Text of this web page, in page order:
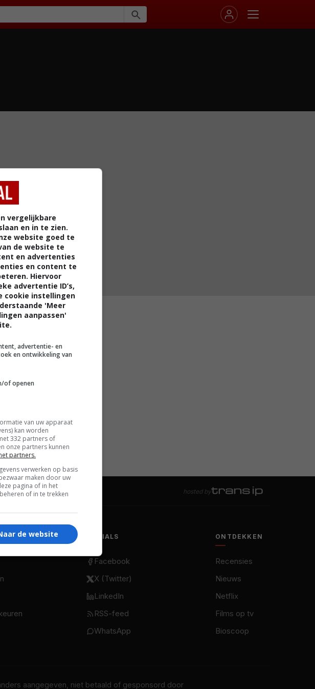
hosted by
SOCIALS
Facebook
X (Twitter)
LinkedIn
RSS-feed
WhatsApp
ONTDEKKEN
Recensies
Nieuws
Netflix
Films op tv
Bioscoop
aangegeven, niet betaald of gesponsord door
vergelijkbare
en in te zien.
website goed te
de website te
en advertenties
en content te
Hiervoor
advertentie ID’s,
cookie instellingen
'Meer
aanpassen'
advertentie- en
en ontwikkeling van
of openen
van uw apparaat
kan worden
332 partners of
onze partners kunnen
partners.
verwerken op basis
maken door uw
pagina of in het
of in te trekken
de website